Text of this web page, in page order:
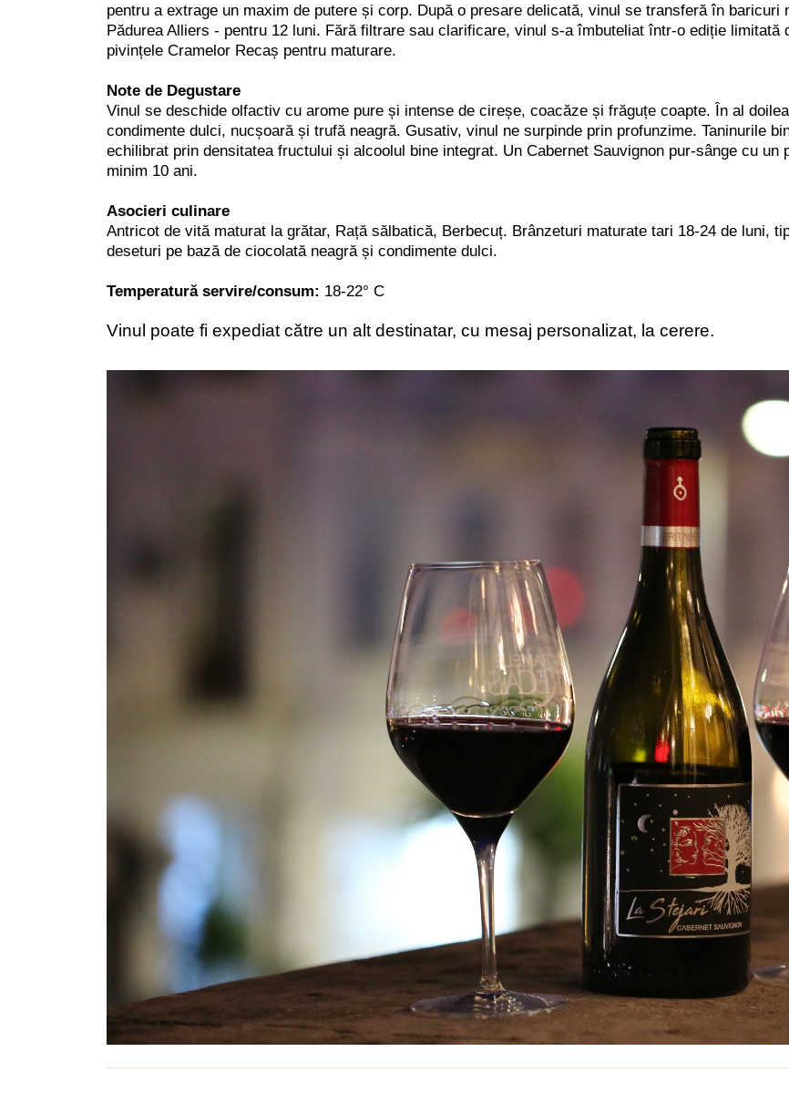
pentru a extrage un maxim de putere și corp. După o presare delicată, vinul se transferă în baricuri
Pădurea Alliers - pentru 12 luni. Fără filtrare sau clarificare, vinul s-a îmbuteliat într-o ediție
pivințele Cramelor Recaș pentru maturare.
Note de Degustare
Vinul se deschide olfactiv cu arome pure și intense de cireșe, coacăze și frăguțe coapte. În al
condimente dulci, nucșoară și trufă neagră. Gusativ, vinul ne surpinde prin profunzime. Taninurile
echilibrat prin densitatea fructului și alcoolul bine integrat. Un Cabernet Sauvignon pur-sânge cu
minim 10 ani.
Asocieri culinare
Antricot de vită maturat la grătar, Rață sălbatică, Berbecuț. Brânzeturi maturate tari 18-24 de luni,
deseturi pe bază de ciocolată neagră și condimente dulci.
Temperatură servire/consum: 18-22° C
Vinul poate fi expediat către un alt destinatar, cu mesaj personalizat, la cerere.